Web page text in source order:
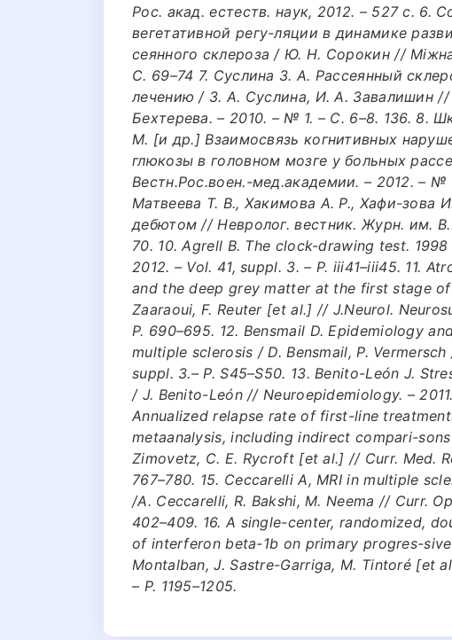
Рос. акад. естеств. наук, 2012. – 527 с. 6.
вегетативной регу-ляции в динамике
сеянного склероза / Ю. Н. Сорокин //
C. 69–74 7. Суслина З. А. Рассеянный
лечению / З. А. Суслина, И. А. Завалишин
Бехтерева. – 2010. – № 1. – C. 6–8. 136. 8.
М. [и др.] Взаимосвязь когнитивных
глюкозы в головном мозге у больных
Вестн.Рос.воен.-мед.академии. – 2012. – №
Матвеева Т. В., Хакимова А. Р., Хафи-зова
дебютом // Невролог. вестник. Журн. им.
70. 10. Agrell B. The clock-drawing test.
2012. – Vol. 41, suppl. 3. – P. iii41–iii45. 11.
and the deep grey matter at the first stage
Zaaraoui, F. Reuter [et al.] // J.Neurol.
P. 690–695. 12. Bensmail D. Epidemiology
multiple sclerosis / D. Bensmail, P.
suppl. 3.– P. S45–S50. 13. Benito-León J.
/ J. Benito-León // Neuroepidemiology. – 2011.
Annualized relapse rate of first-line
metaanalysis, including indirect compari-
Zimovetz, C. E. Rycroft [et al.] // Curr. Med.
767–780. 15. Ceccarelli A, MRI in multiple
/A. Ceccarelli, R. Bakshi, M. Neema // Curr.
402–409. 16. A single-center, randomized,
of interferon beta-1b on primary progres-
Montalban, J. Sastre-Garriga, M. Tintoré [et
– P. 1195–1205.